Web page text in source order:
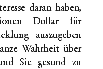
daran haben,
Dollar für
auszugeben
Wahrheit über
Sie gesund zu